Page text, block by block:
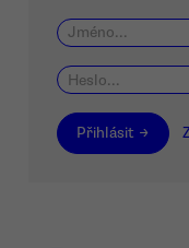
Přihlásit →